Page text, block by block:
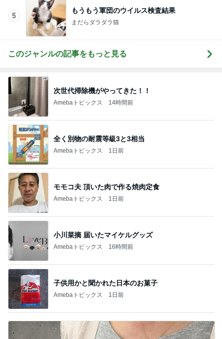
5
もうもう軍団のウイルス検査結果
まだらダラダラ猫
このジャンルの記事をもっと見る
次世代掃除機がやってきた！！
Amebaトピックス 14時間前
全く別物の耐震等級3と3相当
Amebaトピックス 1日前
モモコ夫 頂いた肉で作る焼肉定食
Amebaトピックス 1日前
小川菜摘 届いたマイケルグッズ
Amebaトピックス 16時間前
子供用かと聞かれた日本のお菓子
Amebaトピックス 1日前